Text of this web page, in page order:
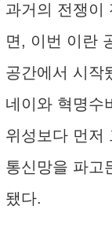
과거의 전쟁이
면, 이번 이란
공간에서 시작
네이와 혁명수
위성보다 먼저
통신망을 파고
됐다.